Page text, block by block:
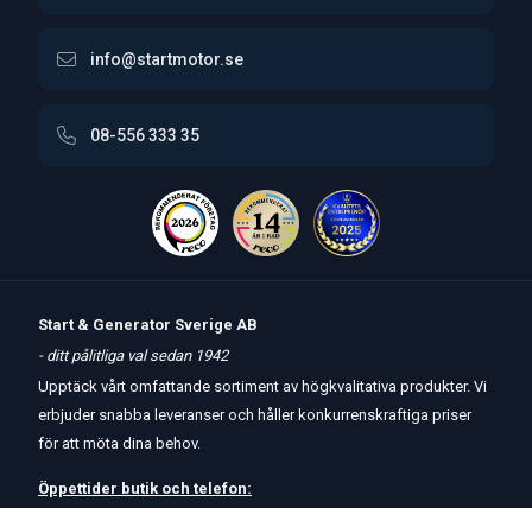
info@startmotor.se
08-556 333 35
Start & Generator Sverige AB
- ditt pålitliga val sedan 1942
Upptäck vårt omfattande sortiment av högkvalitativa produkter. Vi
erbjuder snabba leveranser och håller konkurrenskraftiga priser
för att möta dina behov.
Öppettider butik och telefon: